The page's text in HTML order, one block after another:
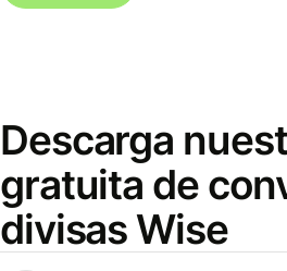
Descarga
gratuita de
divisas Wise